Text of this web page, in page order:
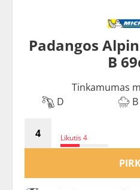
Padangos
B
Tinkamumas
D
B
Likutis 4